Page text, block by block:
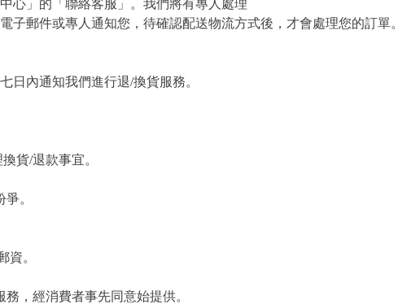
心」的「聯絡客服」。我們將有專人處理
郵件或專人通知您，待確認配送物流方式後，才會處理您的訂單。
日內通知我們進行退/換貨服務。
貨/退款事宜。
。
資。
，經消費者事先同意始提供。